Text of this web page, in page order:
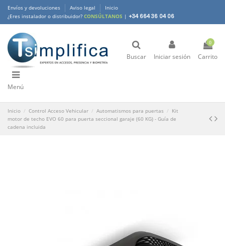
Envíos y devoluciones Aviso legal
Inicio
¿Eres instalador o distribuidor? CONSÚLTANOS | +34 664 36 04 06
Buscar Iniciar sesión
0
Carrito
Menú
Inicio Control Acceso Vehicular Automatismos para puertas
Kit
motor de techo EVO 60 para puerta seccional garaje (60 KG) - Guía de
cadena incluida